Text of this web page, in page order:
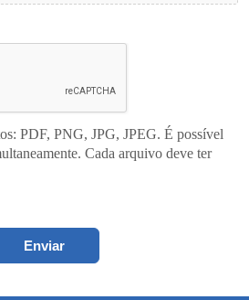
PDF, PNG, JPG, JPEG. É possível
Cada arquivo deve ter
Enviar